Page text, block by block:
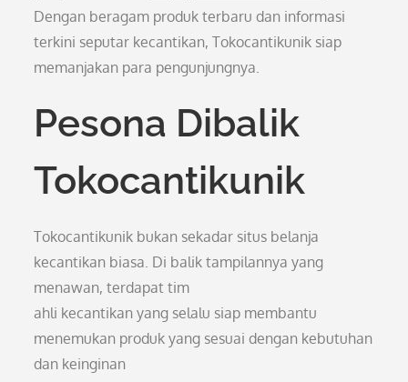
Dengan beragam produk terbaru dan informasi
terkini seputar kecantikan, Tokocantikunik siap
memanjakan para pengunjungnya.
Pesona Dibalik
Tokocantikunik
Tokocantikunik bukan sekadar situs belanja
kecantikan biasa. Di balik tampilannya yang
menawan, terdapat tim
ahli kecantikan yang selalu siap membantu
menemukan produk yang sesuai dengan kebutuhan
dan keinginan